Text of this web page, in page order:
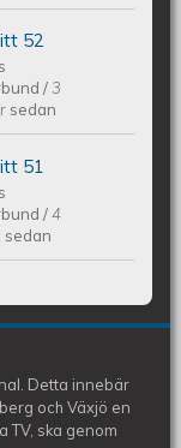
52
/3
sedan
51
/4
sedan
Detta innebär
och Växjö en
TV, ska genom